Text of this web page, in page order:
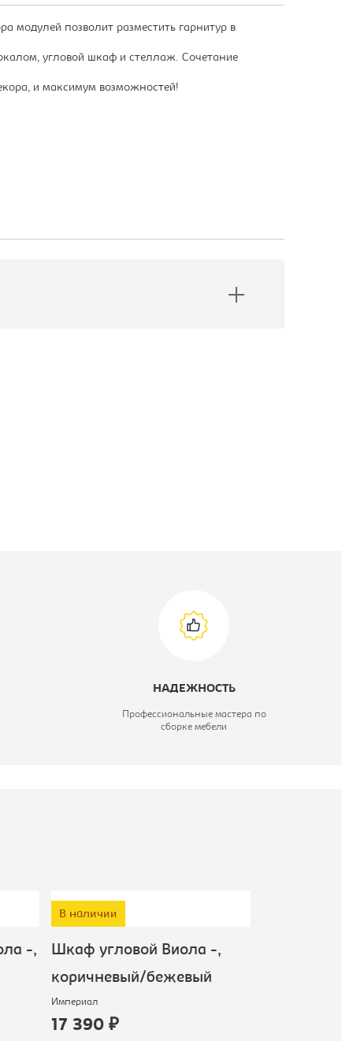
модулей позволит разместить гарнитур в
угловой шкаф и стеллаж. Сочетание
и максимум возможностей!
НАДЕЖНОСТЬ
Профессиональные мастера по
сборке мебели
-,
В наличии
Шкаф угловой Виола -,
коричневый/бежевый
Империал
17 390 ₽